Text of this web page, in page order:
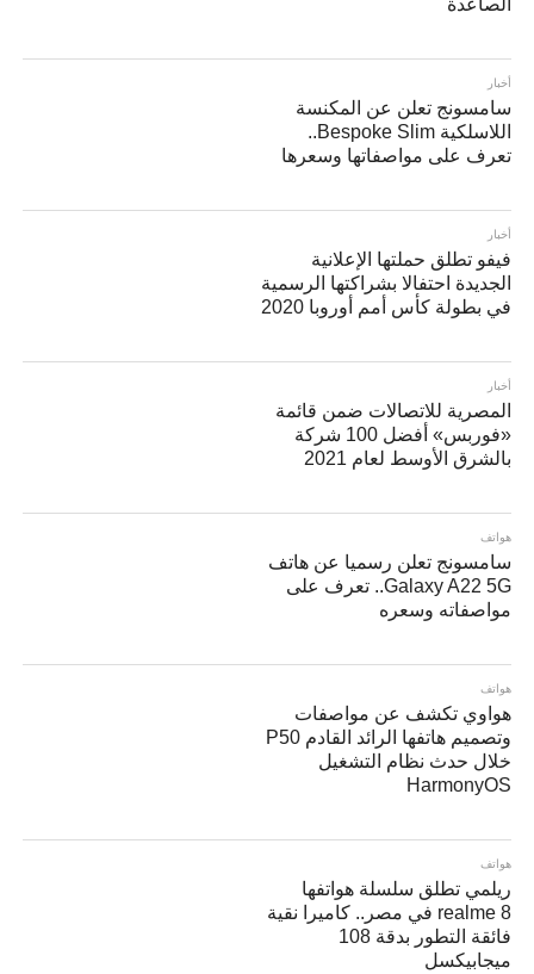
الصاعدة
أخبار
سامسونج تعلن عن المكنسة
اللاسلكية Bespoke Slim..
تعرف على مواصفاتها وسعرها
أخبار
فيفو تطلق حملتها الإعلانية
الجديدة احتفالا بشراكتها الرسمية
في بطولة كأس أمم أوروبا 2020
أخبار
المصرية للاتصالات ضمن قائمة
«فوربس» أفضل 100 شركة
بالشرق الأوسط لعام 2021
هواتف
سامسونج تعلن رسميا عن هاتف
Galaxy A22 5G.. تعرف على
مواصفاته وسعره
هواتف
هواوي تكشف عن مواصفات
وتصميم هاتفها الرائد القادم P50
خلال حدث نظام التشغيل
HarmonyOS
هواتف
ريلمي تطلق سلسلة هواتفها
realme 8 في مصر.. كاميرا نقية
فائقة التطور بدقة 108
ميجابيكسل